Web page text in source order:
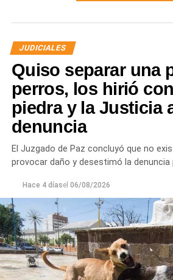
JUDICIALES
Quiso separar una
perros, los hirió
piedra y la Justicia
denuncia
El Juzgado de Paz concluyó que no
provocar daño y desestimó la
Hace 4 díasel 06/08/2026